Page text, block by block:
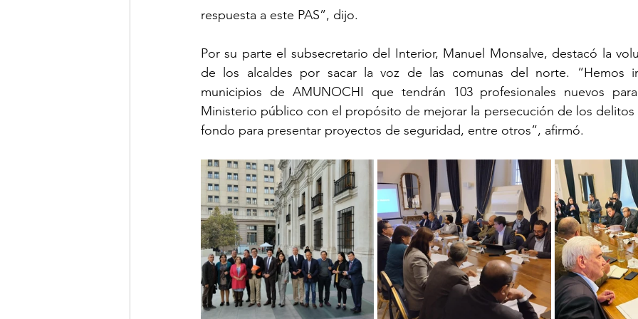
respuesta a este PAS”, dijo.
Por su parte el subsecretario del Interior, Manuel Monsalve, destacó la
de los alcaldes por sacar la voz de las comunas del norte. “Hemos
municipios de AMUNOCHI que tendrán 103 profesionales nuevos
Ministerio público con el propósito de mejorar la persecución de los delitos
fondo para presentar proyectos de seguridad, entre otros”, afirmó.